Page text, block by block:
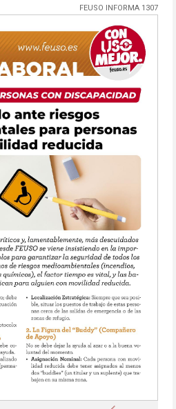
FEUSO INFORMA 1307